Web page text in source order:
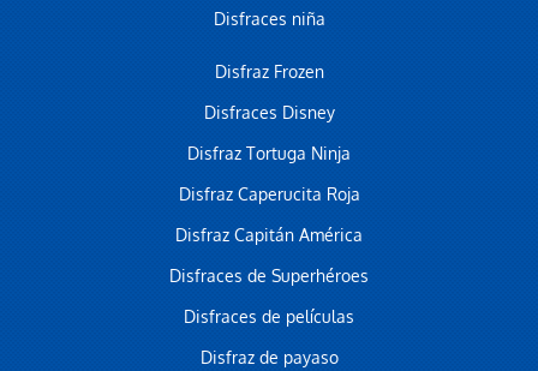
Disfraces niña
Disfraz Frozen
Disfraces Disney
Disfraz Tortuga Ninja
Disfraz Caperucita Roja
Disfraz Capitán América
Disfraces de Superhéroes
Disfraces de películas
Disfraz de payaso